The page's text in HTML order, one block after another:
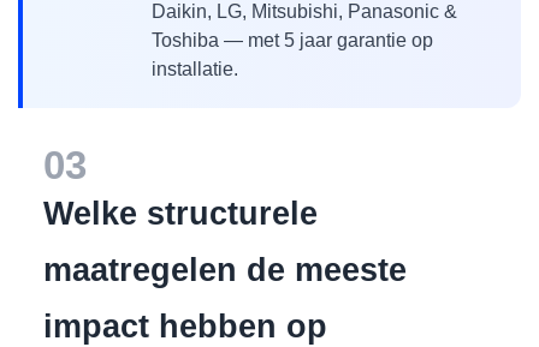
Daikin, LG, Mitsubishi, Panasonic &
Toshiba — met 5 jaar garantie op
installatie.
03
Welke structurele
maatregelen de meeste
impact hebben op